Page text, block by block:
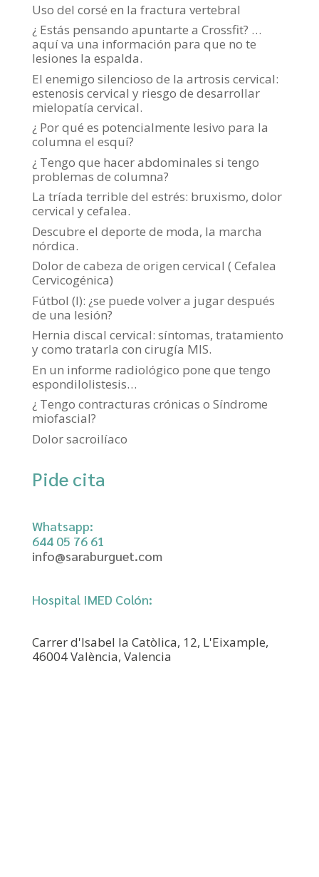
Uso del corsé en la fractura vertebral
¿ Estás pensando apuntarte a Crossfit? …
aquí va una información para que no te
lesiones la espalda.
El enemigo silencioso de la artrosis cervical:
estenosis cervical y riesgo de desarrollar
mielopatía cervical.
¿ Por qué es potencialmente lesivo para la
columna el esquí?
¿ Tengo que hacer abdominales si tengo
problemas de columna?
La tríada terrible del estrés: bruxismo, dolor
cervical y cefalea.
Descubre el deporte de moda, la marcha
nórdica.
Dolor de cabeza de origen cervical ( Cefalea
Cervicogénica)
Fútbol (I): ¿se puede volver a jugar después
de una lesión?
Hernia discal cervical: síntomas, tratamiento
y como tratarla con cirugía MIS.
En un informe radiológico pone que tengo
espondilolistesis…
¿ Tengo contracturas crónicas o Síndrome
miofascial?
Dolor sacroilíaco
Pide cita
Whatsapp:
644 05 76 61‬
info@saraburguet.com
Hospital IMED Colón:
Carrer d'Isabel la Catòlica, 12, L'Eixample,
46004 València, Valencia